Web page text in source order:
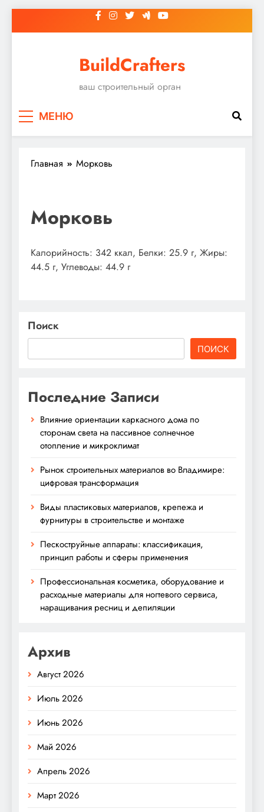
к
BuildCrafters
ваш строительный орган
МЕНЮ
Главная Морковь
Морковь
Калорийность: 342 ккал, Белки: 25.9 г, Жиры:
44.5 г, Углеводы: 44.9 г
Поиск
ПОИСК
Последние Записи
Влияние ориентации каркасного дома по
сторонам света на пассивное солнечное
отопление и микроклимат
Рынок строительных материалов во Владимире:
цифровая трансформация
Виды пластиковых материалов, крепежа и
фурнитуры в строительстве и монтаже
Пескоструйные аппараты: классификация,
принцип работы и сферы применения
Профессиональная косметика, оборудование и
расходные материалы для ногтевого сервиса,
наращивания ресниц и депиляции
Архив
Август 2026
Июль 2026
Июнь 2026
Май 2026
Апрель 2026
Март 2026